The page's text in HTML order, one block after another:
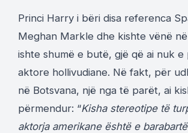
Princi Harry i bëri disa referenca
Meghan Markle dhe kishte vënë
ishte shumë e butë, gjë që ai nuk e
aktore hollivudiane. Në fakt, për
në Botsvana, një nga të parët, ai
përmendur: “Kisha stereotipe të
aktorja amerikane është e